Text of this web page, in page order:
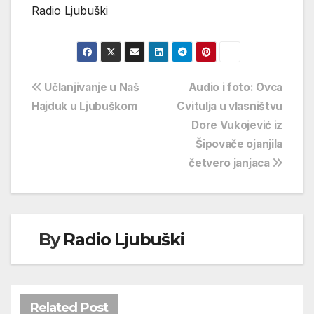
Radio Ljubuški
Navigacija
objava
Audio i foto: Ovca
Cvitulja u vlasništvu
Dore Vukojević iz
Šipovače ojanjila
četvero janjaca
Učlanjivanje u Naš
Hajduk u Ljubuškom
ByRadio Ljubuški
Related Post